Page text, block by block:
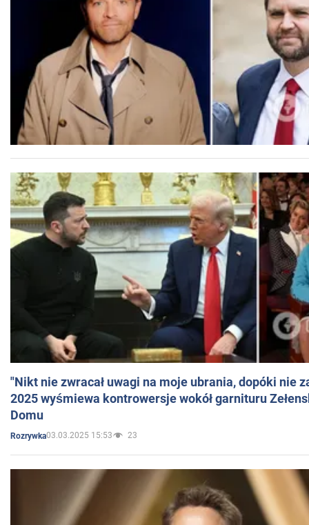
"Nikt nie zwracał uwagi na moje ubrania, dopóki nie
2025 wyśmiewa kontrowersje wokół garnituru
Domu
Rozrywka03.03.2025 15:53 23